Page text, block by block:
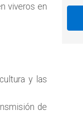
viveros en
y las
de